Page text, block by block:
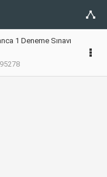
1 Deneme Sınavı